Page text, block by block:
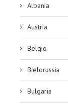
Albania
Austria
Belgio
Bielorussia
Bulgaria